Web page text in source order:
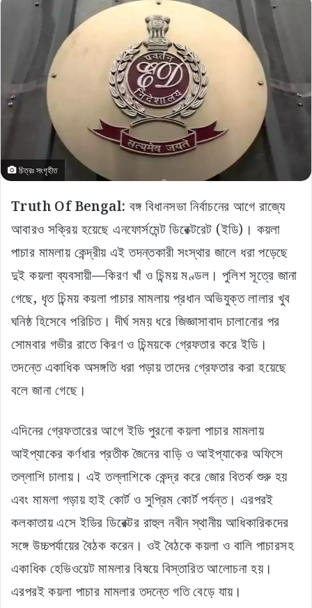
চিত্রঃ সংগৃহীত
Truth Of Bengal: বঙ্গ বিধানসভা নির্বাচনের আগে রাজ্যে
আবারও সক্রিয় হয়েছে এনফোর্সমেন্ট ডিরেক্টরেট (ইডি)। কয়লা
পাচার মামলায় কেন্দ্রীয় এই তদন্তকারী সংস্থার জালে ধরা পড়েছে
দুই কয়লা ব্যবসায়ী—কিরণ খাঁ ও চিন্ময় মণ্ডল। পুলিশ সূত্রে জানা
গেছে, ধৃত চিন্ময় কয়লা পাচার মামলায় প্রধান অভিযুক্ত লালার খুব
ঘনিষ্ঠ হিসেবে পরিচিত। দীর্ঘ সময় ধরে জিজ্ঞাসাবাদ চালানোর পর
সোমবার গভীর রাতে কিরণ ও চিন্ময়কে গ্রেফতার করে ইডি।
তদন্তে একাধিক অসঙ্গতি ধরা পড়ায় তাদের গ্রেফতার করা হয়েছে
বলে জানা গেছে।
এদিনের গ্রেফতারের আগে ইডি পুরনো কয়লা পাচার মামলায়
আইপ্যাকের কর্ণধার প্রতীক জৈনের বাড়ি ও আইপ্যাকের অফিসে
তল্লাশি চালায়। এই তল্লাশিকে কেন্দ্র করে জোর বিতর্ক শুরু হয়
এবং মামলা গড়ায় হাই কোর্ট ও সুপ্রিম কোর্ট পর্যন্ত। এরপরই
কলকাতায় এসে ইডির ডিরেক্টর রাহুল নবীন স্থানীয় আধিকারিকদের
সঙ্গে উচ্চপর্যায়ের বৈঠক করেন। ওই বৈঠকে কয়লা ও বালি পাচারসহ
একাধিক হেভিওয়েট মামলার বিষয়ে বিস্তারিত আলোচনা হয়।
এরপরই কয়লা পাচার মামলার তদন্তে গতি বেড়ে যায়।